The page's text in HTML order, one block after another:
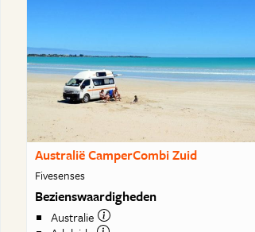
Australië CamperCombi Zuid
Fivesenses
Bezienswaardigheden
Australie